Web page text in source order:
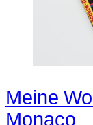
Meine
Monaco